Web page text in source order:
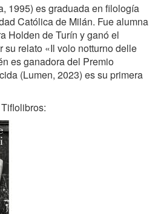
1995) es graduada en filología
Católica de Milán. Fue alumna
Holden de Turín y ganó el
su relato «Il volo notturno delle
es ganadora del Premio
(Lumen, 2023) es su primera